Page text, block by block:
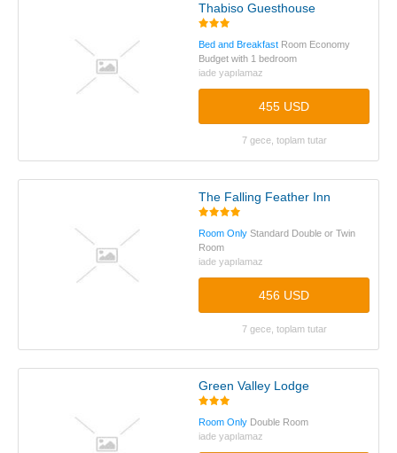
Thabiso Guesthouse
Bed and Breakfast Room Economy
Budget with 1 bedroom
iade yapılamaz
455 USD
7 gece, toplam tutar
The Falling Feather Inn
Room Only Standard Double or Twin
Room
iade yapılamaz
456 USD
7 gece, toplam tutar
Green Valley Lodge
Room Only Double Room
iade yapılamaz